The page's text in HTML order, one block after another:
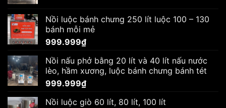
Nồi luộc bánh chưng 250 lít luộc 100 – 130
bánh mỗi mẻ
999.999₫
Nồi nấu phở bằng 20 lít và 40 lít nấu nước
lèo, hầm xương, luộc bánh chưng bánh tét
999.999₫
Nồi luộc giò 60 lít, 80 lít, 100 lít